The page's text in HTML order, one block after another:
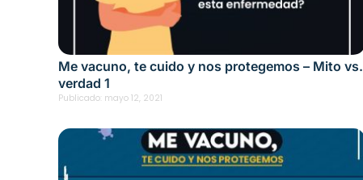
Me vacuno, te cuido y nos protegemos – Mito vs.
verdad 1
Publicado: mayo 12, 2021